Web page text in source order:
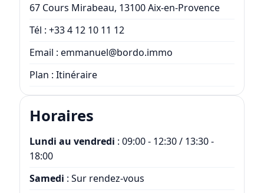
67 Cours Mirabeau, 13100 Aix-en-Provence
Tél : +33 4 12 10 11 12
Email : emmanuel@bordo.immo
Plan : Itinéraire
Horaires
Lundi au vendredi : 09:00 - 12:30 / 13:30 -
18:00
Samedi : Sur rendez-vous